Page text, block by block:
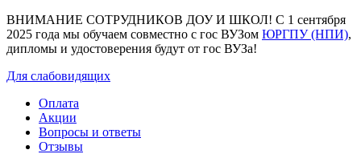
ВНИМАНИЕ СОТРУДНИКОВ ДОУ И ШКОЛ! С 1 сентября
2025 года мы обучаем совместно с гос ВУЗом ЮРГПУ (НПИ),
дипломы и удостоверения будут от гос ВУЗа!
Для слабовидящих
Оплата
Акции
Вопросы и ответы
Отзывы